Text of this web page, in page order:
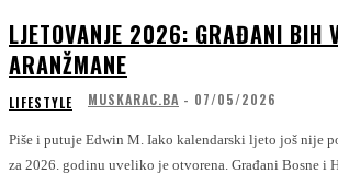
LJETOVANJE 2026: GRAĐANI BIH
ARANŽMANE
LIFESTYLE MUSKARAC.BA - 07/05/2026
Piše i putuje Edwin M. Iako kalendarski ljeto još nije počelo, turistička sezona
za 2026. godinu uveliko je otvorena. Građani Bosne i